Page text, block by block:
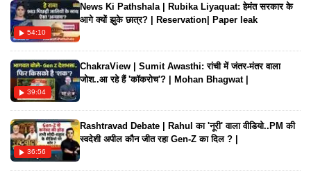
54:10
News Ki Pathshala | Rubika Liyaquat: हेमंत सरकार के
आगे क्यों झुके छात्र? | Reservation| Paper leak
39:04
ChakraView | Sumit Awasthi: रांची में जंतर-मंतर वाला
जोश..आ रहे हैं 'कॉकरोच'? | Mohan Bhagwat |
36:56
Rashtravad Debate | Rahul का 'नूरी' वाला वीडियो..PM की
स्वदेशी अपील कौन जीत रहा Gen-Z का दिल ? |